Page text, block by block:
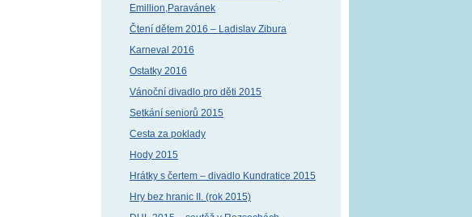
Emillion,Paravánek
Čtení dětem 2016 – Ladislav Zibura
Karneval 2016
Ostatky 2016
Vánoční divadlo pro děti 2015
Setkání seniorů 2015
Cesta za poklady
Hody 2015
Hrátky s čertem – divadlo Kundratice 2015
Hry bez hranic II. (rok 2015)